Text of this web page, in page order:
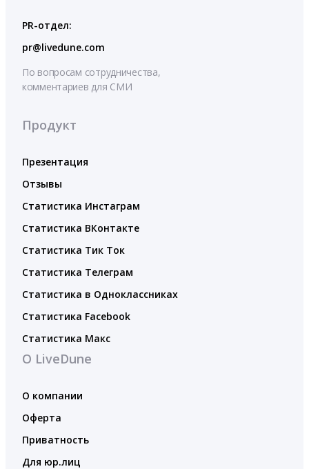
PR-отдел:
pr@livedune.com
По вопросам сотрудничества,
комментариев для СМИ
Продукт
Презентация
Отзывы
Статистика Инстаграм
Статистика ВКонтакте
Статистика Тик Ток
Статистика Телеграм
Статистика в Одноклассниках
Статистика Facebook
Статистика Макс
О LiveDune
О компании
Оферта
Приватность
Для юр.лиц